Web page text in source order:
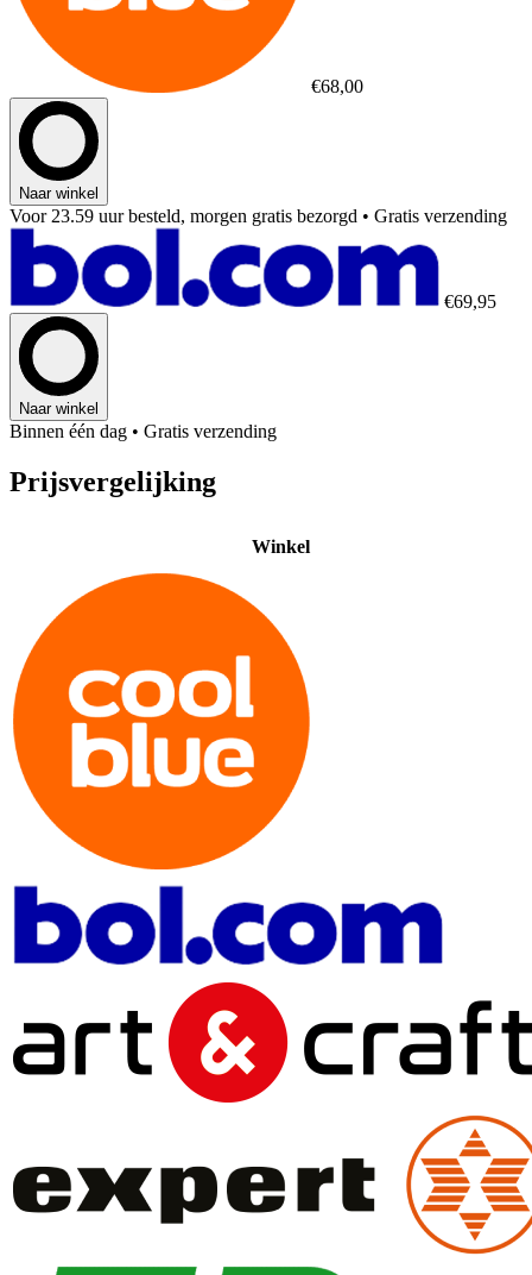
€68,00
Naar winkel
Voor 23.59 uur besteld, morgen gratis bezorgd • Gratis verzending
€69,95
Naar winkel
Binnen één dag • Gratis verzending
Prijsvergelijking
Winkel